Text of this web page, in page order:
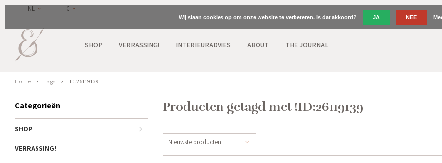
NL €
SHOP VERRASSING! INTERIEURADVIES ABOUT THE JOURNAL
Home Tags !ID:26119139
Categorieën
SHOP
VERRASSING!
Producten getagd met !ID:26119139
Nieuwste producten
Wij slaan cookies op om onze website te verbeteren. Is dat akkoord? JA NEE